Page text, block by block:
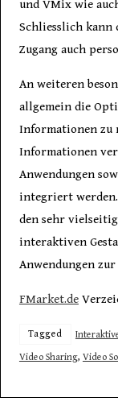
und VMix wie
Schliesslich kann
Zugang auch
An weiteren
allgemein die
Informationen zu
Informationen
Anwendungen
integriert
den sehr
interaktiven
Anwendungen
FMarket.de
Tagged
Video Sharing, Video